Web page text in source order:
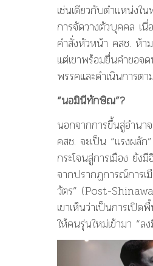
เช่นเดียวกับตำแหน่งใ
การจัดวางตัวบุคคล เนื่
คำสั่งหัวหน้า คสช. ห้า
แต่เขาพร้อมยื่นคำขอจ
พรรคและดำเนินการต
“นอมินีทักษิณ”?
นอกจากการขึ้นสู่อำนา
คสช. จะเป็น “แรงผลั
กระโจนสู่การเมือง ยัง
จากปรากฏการณ์การเ
วัตร” (Post-
เขาเห็นว่าเป็นการเปิด
ให้คนรุ่นใหม่เข้ามา “ล